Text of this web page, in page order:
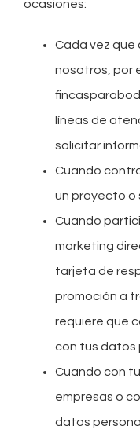
ocasiones:
Cada vez
nosotros, por
líneas de
solicitar
Cuando
un proyecto o
Cuando
marketing
tarjeta de
promoción a
requiere que
con tus datos
Cuando con
empresas o
datos